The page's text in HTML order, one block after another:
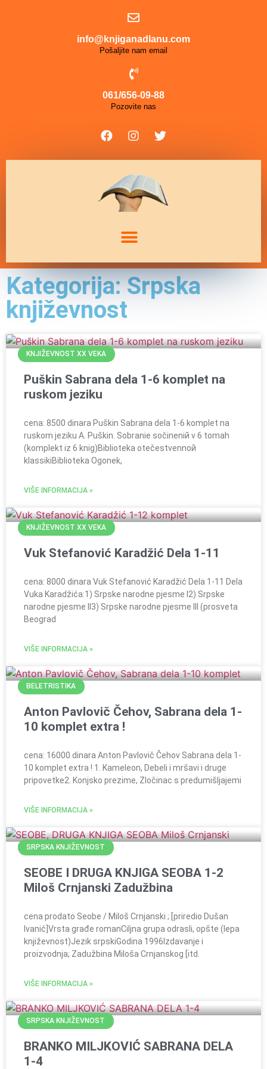
info@knjiganadlanu.com
Pošaljite nam email
061/656-09-88
Pozovite nas
Kategorija: Srpska
književnost
KNJIŽEVNOST XX VEKA
Puškin Sabrana dela 1-6 komplet na
ruskom jeziku
cena: 8500 dinara Puškin Sabrana dela 1-6 komplet na
ruskom jeziku A. Puškin. Sobranie sočineniй v 6 tomah
(komplekt iz 6 knig)Biblioteka otečestvennoй
klassikiBiblioteka Ogonek,
VIŠE INFORMACIJA »
KNJIŽEVNOST XX VEKA
Vuk Stefanović Karadžić Dela 1-11
cena: 8000 dinara Vuk Stefanović Karadžić Dela 1-11 Dela
Vuka Karadžića:1) Srpske narodne pjesme I2) Srpske
narodne pjesme II3) Srpske narodne pjesme III (prosveta
Beograd
VIŠE INFORMACIJA »
BELETRISTIKA
Anton Pavlovič Čehov, Sabrana dela 1-
10 komplet extra !
cena: 16000 dinara Anton Pavlovič Čehov Sabrana dela 1-
10 komplet extra ! 1. Kameleon, Debeli i mršavi i druge
pripovetke2. Konjsko prezime, Zločinac s predumišljajemi
VIŠE INFORMACIJA »
SRPSKA KNJIŽEVNOST
SEOBE I DRUGA KNJIGA SEOBA 1-2
Miloš Crnjanski Zadužbina
cena prodato Seobe / Miloš Crnjanski ; [priredio Dušan
Ivanić]Vrsta građe romanCiljna grupa odrasli, opšte (lepa
književnost)Jezik srpskiGodina 1996Izdavanje i
proizvodnja; Zadužbina Miloša Crnjanskog [itd.
VIŠE INFORMACIJA »
SRPSKA KNJIŽEVNOST
BRANKO MILJKOVIĆ SABRANA DELA
1-4